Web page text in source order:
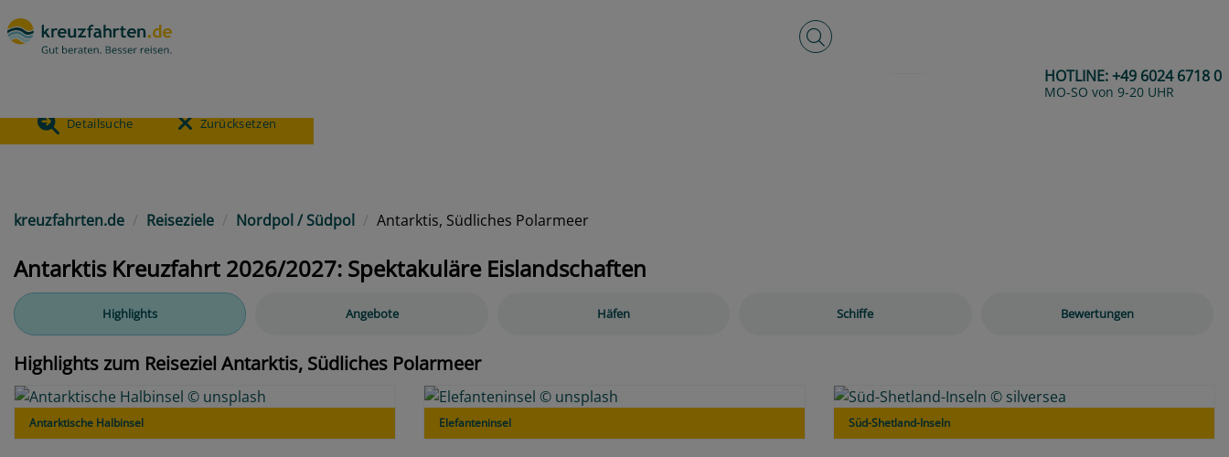
Volltextsuche
HOTLINE:+49 6024 6718 0
MO-SO von 9-20 UHR
- Antarktis, Südliches Polarmeer
Detailsuche Zurücksetzen
kreuzfahrten.de Reiseziele Nordpol / Südpol Antarktis, Südliches Polarmeer
Antarktis Kreuzfahrt 2026/2027: Spektakuläre Eislandschaften
Highlights Angebote Häfen Schiffe Bewertungen
Highlights zum Reiseziel Antarktis, Südliches Polarmeer
Antarktische Halbinsel Elefanteninsel Süd-Shetland-Inseln